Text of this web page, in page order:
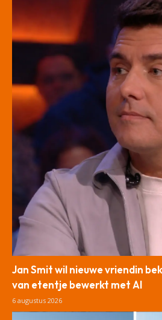
Jan Smit wil nieuwe vriendin
van etentje bewerkt met AI
6 augustus 2026